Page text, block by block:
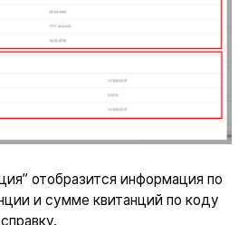
отобразится информация по
и сумме квитанций по коду